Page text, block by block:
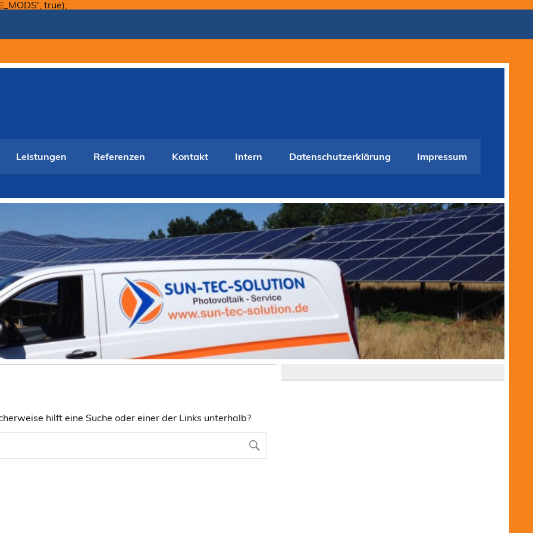
true);
Leistungen Referenzen Kontakt Intern Datenschutzerklärung Impressum
hilft eine Suche oder einer der Links unterhalb?